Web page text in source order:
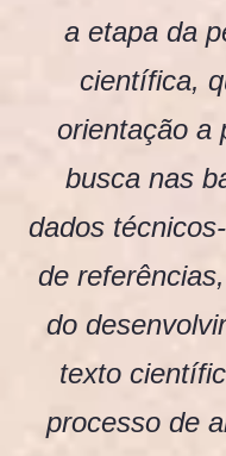
a etapa da
científica,
orientação a
busca nas
dados
de
do
texto
processo de